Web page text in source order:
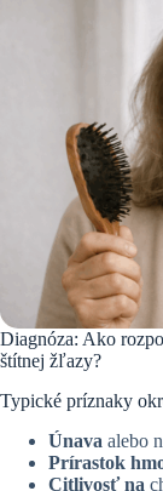
Diagnóza: Ako
štítnej žľazy?
Typické príznaky
Únava alebo
Prírastok
Citlivosť na